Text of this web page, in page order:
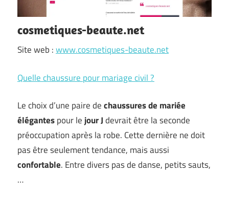
cosmetiques-beaute.net
Site web :www.cosmetiques-beaute.net
Quelle chaussure pour mariage civil ?
Le choix d’une paire dechaussures de mariée
élégantespour le jour Jdevrait être la seconde
préoccupation après la robe. Cette dernière ne doit
pas être seulement tendance, mais aussi
confortable. Entre divers pas de danse, petits sauts,
…